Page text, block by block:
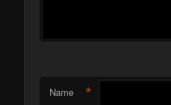
Name *